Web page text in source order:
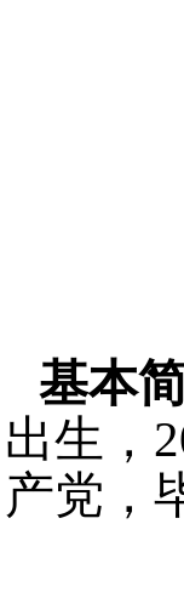
基本
出生，
产党，